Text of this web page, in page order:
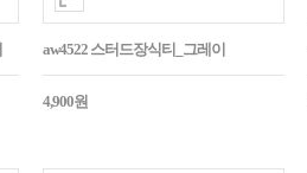
aw4522 스터드장식티_그레이
4,900원